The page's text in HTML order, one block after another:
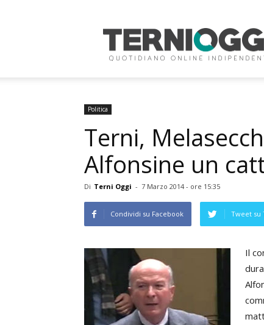
Oggi
Politica
Terni,
Alfonsine un
Di Terni Oggi - 7 Marzo 2014 - ore 15:35
Condividi su Facebook Tweet su
Il